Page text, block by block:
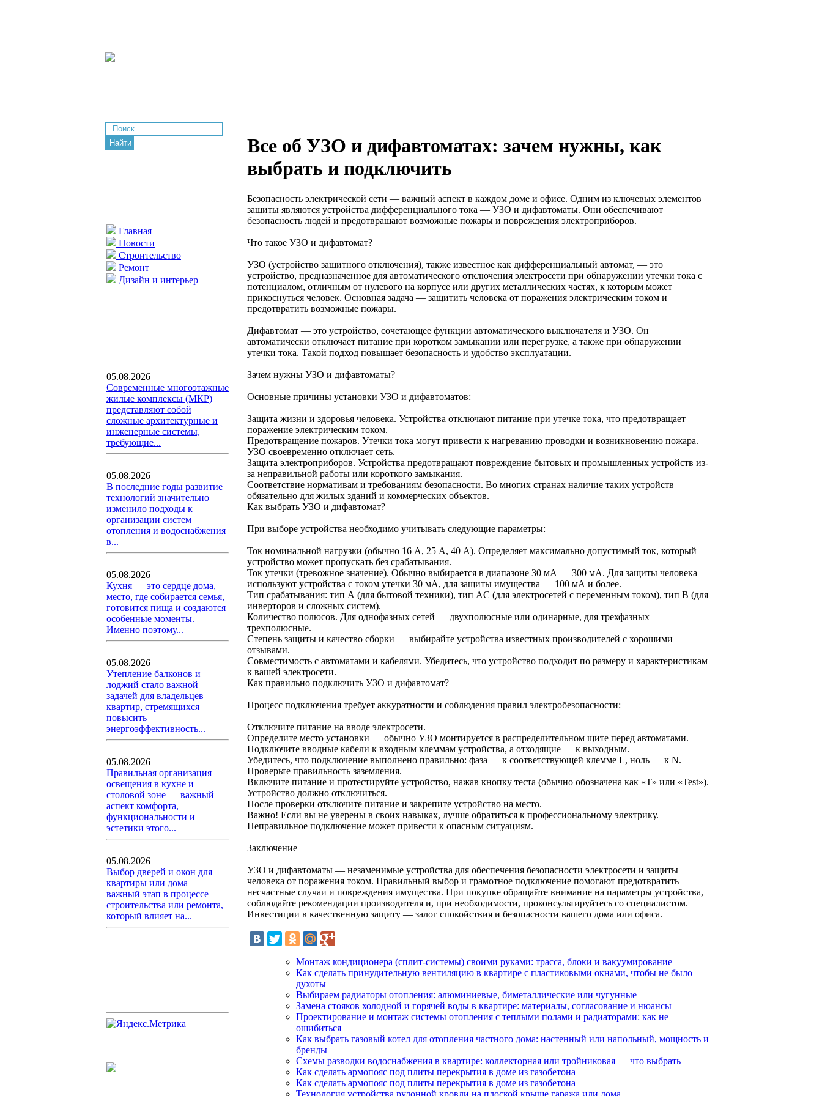
Найти
Главная
Новости
Строительство
Ремонт
Дизайн и интерьер
05.08.2026
Современные многоэтажные
жилые комплексы (МКР)
представляют собой
сложные архитектурные и
инженерные системы,
требующие...
05.08.2026
В последние годы развитие
технологий значительно
изменило подходы к
организации систем
отопления и водоснабжения
в...
05.08.2026
Кухня — это сердце дома,
место, где собирается семья,
готовится пища и создаются
особенные моменты.
Именно поэтому...
05.08.2026
Утепление балконов и
лоджий стало важной
задачей для владельцев
квартир, стремящихся
повысить
энергоэффективность...
05.08.2026
Правильная организация
освещения в кухне и
столовой зоне — важный
аспект комфорта,
функциональности и
эстетики этого...
05.08.2026
Выбор дверей и окон для
квартиры или дома —
важный этап в процессе
строительства или ремонта,
который влияет на...
Все об УЗО и дифавтоматах: зачем нужны, как
выбрать и подключить
Безопасность электрической сети — важный аспект в каждом доме и офисе. Одним из ключевых элементов
защиты являются устройства дифференциального тока — УЗО и дифавтоматы. Они обеспечивают
безопасность людей и предотвращают возможные пожары и повреждения электроприборов.
Что такое УЗО и дифавтомат?
УЗО (устройство защитного отключения), также известное как дифференциальный автомат, — это
устройство, предназначенное для автоматического отключения электросети при обнаружении утечки тока с
потенциалом, отличным от нулевого на корпусе или других металлических частях, к которым может
прикоснуться человек. Основная задача — защитить человека от поражения электрическим током и
предотвратить возможные пожары.
Дифавтомат — это устройство, сочетающее функции автоматического выключателя и УЗО. Он
автоматически отключает питание при коротком замыкании или перегрузке, а также при обнаружении
утечки тока. Такой подход повышает безопасность и удобство эксплуатации.
Зачем нужны УЗО и дифавтоматы?
Основные причины установки УЗО и дифавтоматов:
Защита жизни и здоровья человека. Устройства отключают питание при утечке тока, что предотвращает
поражение электрическим током.
Предотвращение пожаров. Утечки тока могут привести к нагреванию проводки и возникновению пожара.
УЗО своевременно отключает сеть.
Защита электроприборов. Устройства предотвращают повреждение бытовых и промышленных устройств из-
за неправильной работы или короткого замыкания.
Соответствие нормативам и требованиям безопасности. Во многих странах наличие таких устройств
обязательно для жилых зданий и коммерческих объектов.
Как выбрать УЗО и дифавтомат?
При выборе устройства необходимо учитывать следующие параметры:
Ток номинальной нагрузки (обычно 16 А, 25 А, 40 А). Определяет максимально допустимый ток, который
устройство может пропускать без срабатывания.
Ток утечки (тревожное значение). Обычно выбирается в диапазоне 30 мА — 300 мА. Для защиты человека
используют устройства с током утечки 30 мА, для защиты имущества — 100 мА и более.
Тип срабатывания: тип А (для бытовой техники), тип AC (для электросетей с переменным током), тип B (для
инверторов и сложных систем).
Количество полюсов. Для однофазных сетей — двухполюсные или одинарные, для трехфазных —
трехполюсные.
Степень защиты и качество сборки — выбирайте устройства известных производителей с хорошими
отзывами.
Совместимость с автоматами и кабелями. Убедитесь, что устройство подходит по размеру и характеристикам
к вашей электросети.
Как правильно подключить УЗО и дифавтомат?
Процесс подключения требует аккуратности и соблюдения правил электробезопасности:
Отключите питание на вводе электросети.
Определите место установки — обычно УЗО монтируется в распределительном щите перед автоматами.
Подключите вводные кабели к входным клеммам устройства, а отходящие — к выходным.
Убедитесь, что подключение выполнено правильно: фаза — к соответствующей клемме L, ноль — к N.
Проверьте правильность заземления.
Включите питание и протестируйте устройство, нажав кнопку теста (обычно обозначена как «T» или «Test»).
Устройство должно отключиться.
После проверки отключите питание и закрепите устройство на место.
Важно! Если вы не уверены в своих навыках, лучше обратиться к профессиональному электрику.
Неправильное подключение может привести к опасным ситуациям.
Заключение
УЗО и дифавтоматы — незаменимые устройства для обеспечения безопасности электросети и защиты
человека от поражения током. Правильный выбор и грамотное подключение помогают предотвратить
несчастные случаи и повреждения имущества. При покупке обращайте внимание на параметры устройства,
соблюдайте рекомендации производителя и, при необходимости, проконсультируйтесь со специалистом.
Инвестиции в качественную защиту — залог спокойствия и безопасности вашего дома или офиса.
Монтаж кондиционера (сплит-системы) своими руками: трасса, блоки и вакуумирование
Как сделать принудительную вентиляцию в квартире с пластиковыми окнами, чтобы не было
духоты
Выбираем радиаторы отопления: алюминиевые, биметаллические или чугунные
Замена стояков холодной и горячей воды в квартире: материалы, согласование и нюансы
Проектирование и монтаж системы отопления с теплыми полами и радиаторами: как не
ошибиться
Как выбрать газовый котел для отопления частного дома: настенный или напольный, мощность и
бренды
Схемы разводки водоснабжения в квартире: коллекторная или тройниковая — что выбрать
Как сделать армопояс под плиты перекрытия в доме из газобетона
Как сделать армопояс под плиты перекрытия в доме из газобетона
Технология устройства рулонной кровли на плоской крыше гаража или дома